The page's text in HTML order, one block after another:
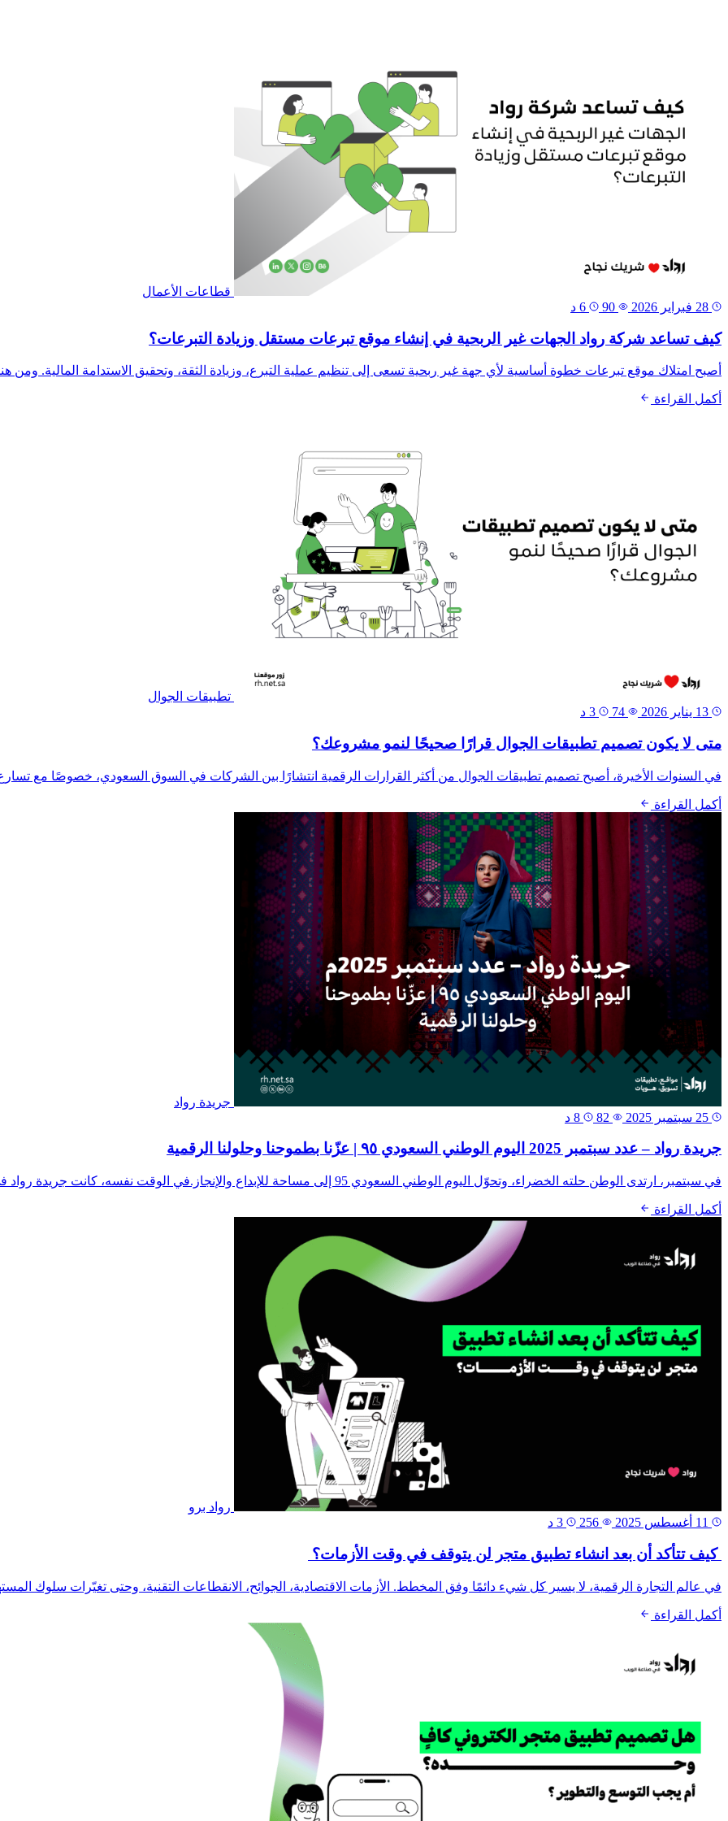
قطاعات الأعمال
كيف تساعد شركة رواد الجهات غير الربحية في إنشاء موقع تبرعات مستقل وزيادة التبرعات؟
أصبح امتلاك موقع تبرعات خطوة أساسية لأي جهة غير ربحية تسعى إلى تنظيم عملية التبرع، وزيادة الثقة، وتحقيق الاستدامة المالية. ومن
أكمل القراءة
تطبيقات الجوال
متى لا يكون تصميم تطبيقات الجوال قرارًا صحيحًا لنمو مشروعك؟
في السنوات الأخيرة، أصبح تصميم تطبيقات الجوال من أكثر القرارات الرقمية انتشارًا بين الشركات في السوق السعودي، خصوصًا مع تسارع
أكمل القراءة
جريدة رواد
جريدة رواد – عدد سبتمبر 2025 اليوم الوطني السعودي ٩٥ | عزّنا بطموحنا وحلولنا الرقمية
في سبتمبر، ارتدى الوطن حلته الخضراء، وتحوّل اليوم الوطني السعودي 95 إلى مساحة للإبداع والإنجاز.في الوقت نفسه، كانت جريدة رواد في قلب هذا المشهد، توثق...
أكمل القراءة
رواد برو
كيف تتأكد أن بعد انشاء تطبيق متجر لن يتوقف في وقت الأزمات؟
في عالم التجارة الرقمية، لا يسير كل شيء دائمًا وفق المخطط. الأزمات الاقتصادية، الجوائح، الانقطاعات التقنية، وحتى تغيّرات سلوك
أكمل القراءة